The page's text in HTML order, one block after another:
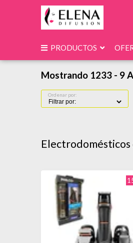
PRODUCTOS
Mostrando 1233 - 9
Ordenar por:
Electrodomésticos